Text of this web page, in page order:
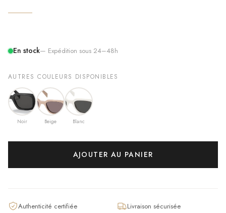
En stock— Expédition sous 24–48h
AUTRES COULEURS DISPONIBLES
Noir Beige Blanc
AJOUTER AU PANIER
Authenticité certifiée
Livraison sécurisée